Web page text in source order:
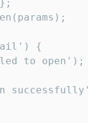
{
to open');